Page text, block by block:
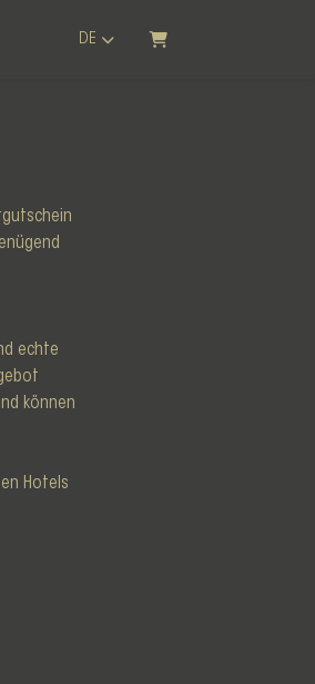
DE
WARENKORB
echte
können
Hotels